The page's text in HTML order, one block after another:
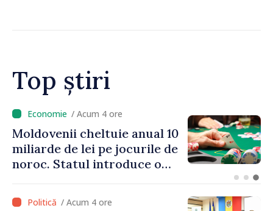
Top știri
/ Acum 3 ore
Energocom: Deficit de
energie electrică în orele de
vârf; consumatorii sunt
/ Acum 4 ore